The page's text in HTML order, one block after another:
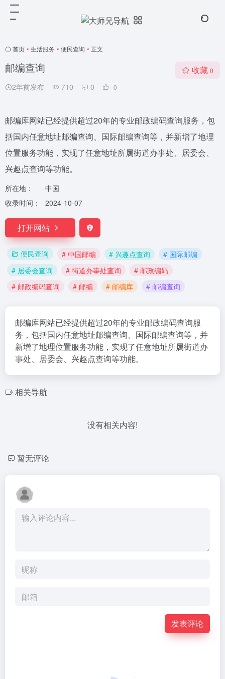
首页 • 生活服务 • 便民查询 • 正文
邮编查询
2年前发布 710 0 0
收藏 0
邮编库网站已经提供超过20年的专业邮政编码查询服务，包
括国内任意地址邮编查询、国际邮编查询等，并新增了地理
位置服务功能，实现了任意地址所属街道办事处、居委会、
兴趣点查询等功能。
所在地：
中国
收录时间：
2024-10-07
打开网站
便民查询 # 中国邮编 # 兴趣点查询
# 国际邮编
# 居委会查询
# 街道办事处查询
# 邮政编码
# 邮政编码查询
# 邮编 # 邮编库 # 邮编查询
邮编库网站已经提供超过20年的专业邮政编码查询服
务，包括国内任意地址邮编查询、国际邮编查询等，并
新增了地理位置服务功能，实现了任意地址所属街道办
事处、居委会、兴趣点查询等功能。
相关导航
没有相关内容!
暂无评论
发表评论